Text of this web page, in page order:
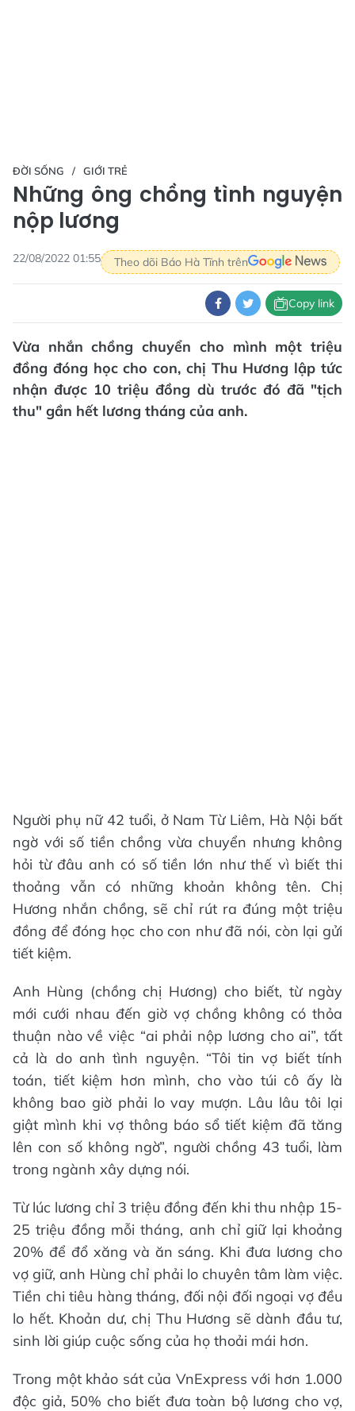
ĐỜI SỐNG GIỚI TRẺ
Những ông chồng tình nguyện
nộp lương
22/08/2022 01:55 Theo dõi Báo Hà Tĩnh trên
Copy link
Vừa nhắn chồng chuyển cho mình một triệu
đồng đóng học cho con, chị Thu Hương lập tức
nhận được 10 triệu đồng dù trước đó đã "tịch
thu" gần hết lương tháng của anh.
Người phụ nữ 42 tuổi, ở Nam Từ Liêm, Hà Nội bất
ngờ với số tiền chồng vừa chuyển nhưng không
hỏi từ đâu anh có số tiền lớn như thế vì biết thi
thoảng vẫn có những khoản không tên. Chị
Hương nhắn chồng, sẽ chỉ rút ra đúng một triệu
đồng để đóng học cho con như đã nói, còn lại gửi
tiết kiệm.
Anh Hùng (chồng chị Hương) cho biết, từ ngày
mới cưới nhau đến giờ vợ chồng không có thỏa
thuận nào về việc “ai phải nộp lương cho ai”, tất
cả là do anh tình nguyện. “Tôi tin vợ biết tính
toán, tiết kiệm hơn mình, cho vào túi cô ấy là
không bao giờ phải lo vay mượn. Lâu lâu tôi lại
giật mình khi vợ thông báo sổ tiết kiệm đã tăng
lên con số không ngờ”, người chồng 43 tuổi, làm
trong ngành xây dựng nói.
Từ lúc lương chỉ 3 triệu đồng đến khi thu nhập 15-
25 triệu đồng mỗi tháng, anh chỉ giữ lại khoảng
20% để đổ xăng và ăn sáng. Khi đưa lương cho
vợ giữ, anh Hùng chỉ phải lo chuyên tâm làm việc.
Tiền chi tiêu hàng tháng, đối nội đối ngoại vợ đều
lo hết. Khoản dư, chị Thu Hương sẽ dành đầu tư,
sinh lời giúp cuộc sống của họ thoải mái hơn.
Trong một khảo sát của VnExpress với hơn 1.000
độc giả, 50% cho biết đưa toàn bộ lương cho vợ,